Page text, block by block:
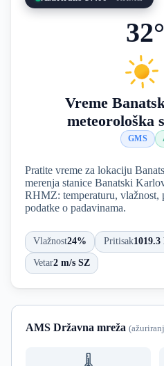
Vreme
meteorološka
GMS
Pratite vreme za lokaciju
merenja stanice Banatski
RHMZ: temperaturu, vlažnost,
podatke o padavinama.
Vlažnost24% Pritisak1019.3
Vetar2 m/s SZ
AMS Državna mreža
🌡️